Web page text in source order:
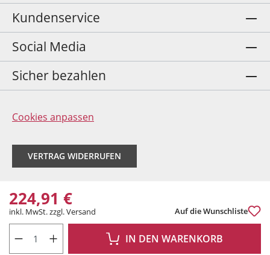
224,91 €
inkl. MwSt. zzgl. Versand Auf die Wunschliste
IN DEN WARENKORB
Kundenservice
Social Media
Sicher bezahlen
Cookies anpassen
VERTRAG WIDERRUFEN